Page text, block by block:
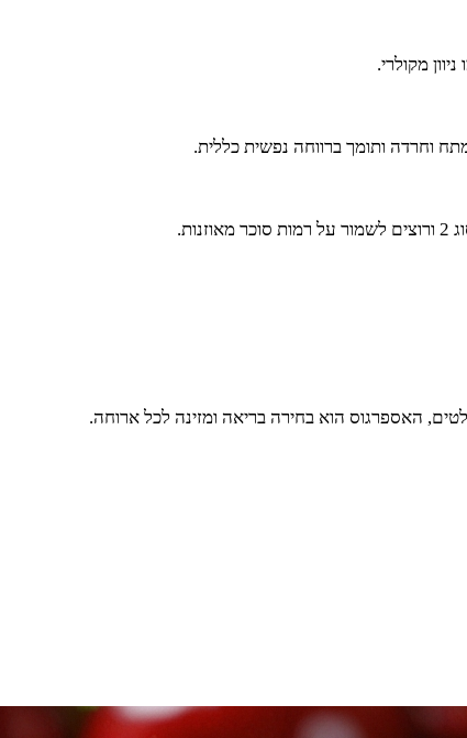
מקולרי.
וחרדה ותומך ברווחה נפשית כללית.
האספרגוס הוא בחירה בריאה ומזינה לכל ארוחה.